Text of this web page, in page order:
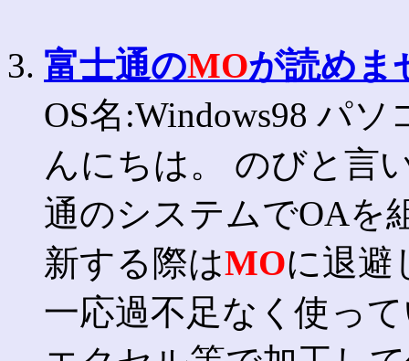
3. 富士通のMOが読めま
OS名:Windows98 パ
んにちは。 のびと言
通のシステムでOAを
新する際はMOに退避
一応過不足なく使っ